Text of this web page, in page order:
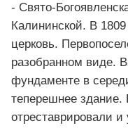
- Свято-
Калининской. В
церковь.
разобранном виде.
фундаменте в
теперешнее здание.
отреставрировали